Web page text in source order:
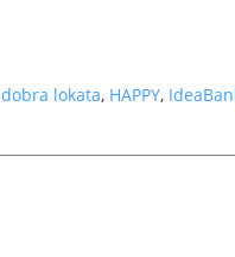
dobra lokata, HAPPY,